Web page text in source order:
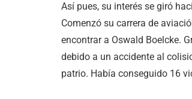
Así pues, su interés se giró
Comenzó su carrera de
encontrar a Oswald Boelcke.
debido a un accidente al
patrio. Había conseguido 16